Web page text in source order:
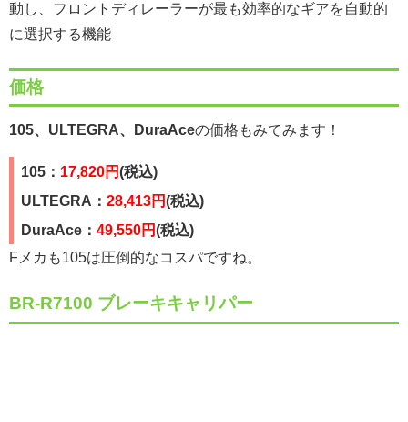
動し、フロントディレーラーが最も効率的なギアを自動的
に選択する機能
価格
105、ULTEGRA、DuraAceの価格もみてみます！
105： 17,820円(税込)
ULTEGRA： 28,413円(税込)
DuraAce： 49,550円(税込)
Fメカも105は圧倒的なコスパですね。
BR-R7100 ブレーキキャリパー